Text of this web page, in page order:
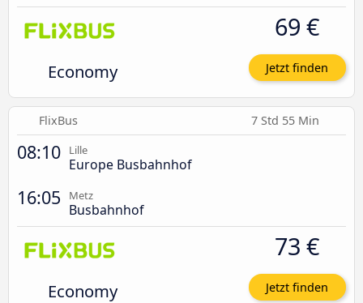
Economy
69 €
Jetzt finden
FlixBus 7 Std 55 Min
08:10 Lille
Europe Busbahnhof
16:05 Metz
Busbahnhof
Economy
73 €
Jetzt finden